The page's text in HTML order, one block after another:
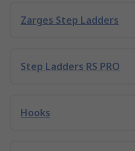
Zarges Step Ladders
Step Ladders RS PRO
Hooks